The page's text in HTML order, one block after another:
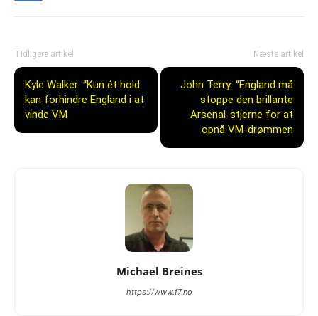
Tidligere artikel
Kyle Walker: “Kun ét hold
kan forhindre England i at
vinde VM
Næste artikel
John Terry: “England må
stoppe den brillante
Arsenal-stjerne for at
opnå VM-drømmen
Michael Breines
https://www.f7.no